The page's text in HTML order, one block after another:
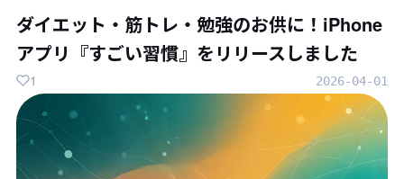
ダイエット・筋トレ・勉強のお供に！iPhone
アプリ『すごい習慣』をリリースしました
2026-04-01
1